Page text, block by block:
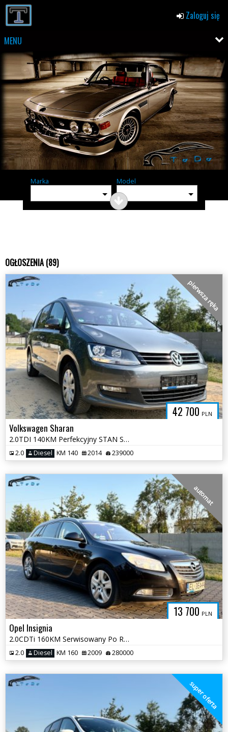
Zaloguj się
MENU
Marka Model
OGŁOSZENIA (89)
42 700 PLN
pierwsza ręka
Volkswagen Sharan
2.0TDI 140KM Perfekcyjny STAN Serwis ASO pełna dokumentacja Opłacony
2.0 Diesel KM 140 2014 239000
13 700 PLN
automat
Opel Insignia
2.0CDTi 160KM Serwisowany Po Rozrządzie Bogata Wersja Automat
2.0 Diesel KM 160 2009 280000
super oferta